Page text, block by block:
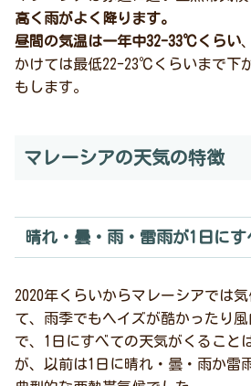
高く雨がよく降ります。
昼間の気温は一年中32-33℃くらい
かけては最低22-23℃くらいまで下
もします。
マレーシアの天気の特徴
晴れ・曇・雨・雷雨が1日にす
2020年くらいからマレーシアでは
て、雨季でもヘイズが酷かったり
で、1日にすべての天気がくること
が、以前は1日に晴れ・曇・雨か雷